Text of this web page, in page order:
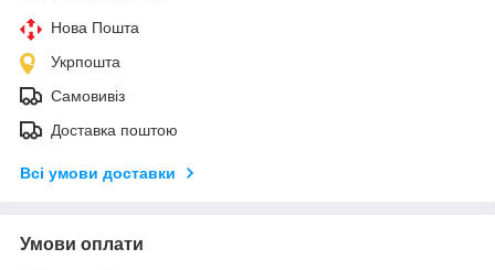
Нова Пошта
Укрпошта
Самовивіз
Доставка поштою
Всі умови доставки
Умови оплати